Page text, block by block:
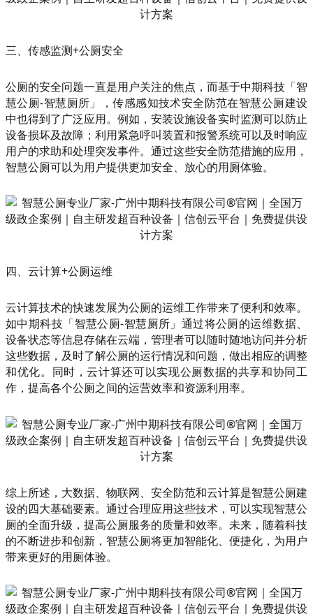
三、传感监测+公厕安全
公厕的安全问题一直是用户关注的焦点，而基于中期科技「智
慧公厕-智慧厕所」，传感感知技术安全防范在智慧公厕建设
中也得到了广泛应用。例如，安装设施设备实时监测可以防止
设备损坏及故障；利用紧急呼叫装置和报警系统可以及时响应
用户的求助和处理突发事件。通过这些安全防范措施的应用，
智慧公厕可以为用户提供更加安全、放心的用厕体验。
四、云计算+公厕运维
云计算技术的快速发展为公厕的运维工作带来了便利和效率。
如中期科技「智慧公厕-智慧厕所」通过将公厕的运维数据、
设备状态等信息存储在云端，管理者可以随时随地访问并分析
这些数据，及时了解公厕的运行情况和问题，做出相应的调整
和优化。同时，云计算还可以实现公厕数据的共享和协同工
作，提高各个公厕之间的运营效率和资源利用率。
综上所述，大数据、物联网、安全防范和云计算是智慧公厕建
设的四大基础要素。通过合理应用这些技术，可以实现智慧公
厕的全面升级，提高公厕服务的质量和效率。未来，随着科技
的不断进步和创新，智慧公厕将更加智能化、便捷化，为用户
带来更好的用厕体验。